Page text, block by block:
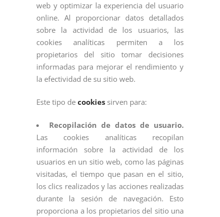
web y optimizar la experiencia del usuario
online. Al proporcionar datos detallados
sobre la actividad de los usuarios, las
cookies analíticas permiten a los
propietarios del sitio tomar decisiones
informadas para mejorar el rendimiento y
la efectividad de su sitio web.
Este tipo de cookies sirven para:
Recopilación de datos de usuario.
Las cookies analíticas recopilan
información sobre la actividad de los
usuarios en un sitio web, como las páginas
visitadas, el tiempo que pasan en el sitio,
los clics realizados y las acciones realizadas
durante la sesión de navegación. Esto
proporciona a los propietarios del sitio una